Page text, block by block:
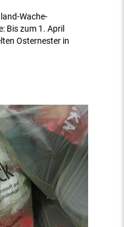
Wache-
Bis zum 1. April
Osternester in